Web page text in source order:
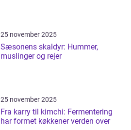
25 november 2025
Sæsonens skaldyr: Hummer,
muslinger og rejer
25 november 2025
Fra karry til kimchi: Fermentering
har formet køkkener verden over